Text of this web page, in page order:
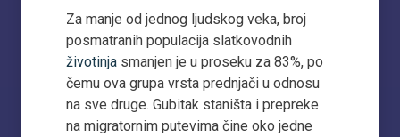
Za manje od jednog ljudskog veka, broj
posmatranih populacija slatkovodnih
životinja smanjen je u proseku za 83%, po
čemu ova grupa vrsta prednjači u odnosu
na sve druge. Gubitak staništa i prepreke
na migratornim putevima čine oko jedne